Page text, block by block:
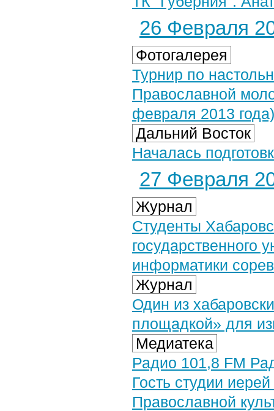
26 Февраля
Фотогалерея
Турнир по
Православной
февраля 2013 года)
Дальний Восток
Началась
27 Февраля
Журнал
Студенты
государственного
информатики
Журнал
Один из
площадкой» для
Медиатека
Радио 101,8 FM
Гость студии
Православной